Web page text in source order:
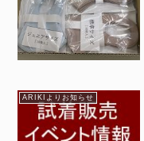
ARIKIよりお知らせ